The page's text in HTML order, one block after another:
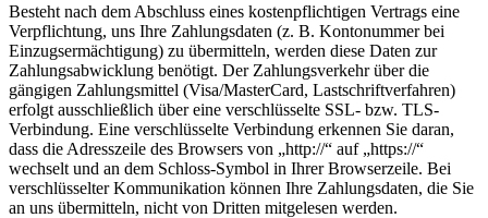
Besteht nach dem Abschluss eines kostenpflichtigen Vertrags eine
Verpflichtung, uns Ihre Zahlungsdaten (z. B. Kontonummer bei
Einzugsermächtigung) zu übermitteln, werden diese Daten zur
Zahlungsabwicklung benötigt. Der Zahlungsverkehr über die
gängigen Zahlungsmittel (Visa/MasterCard, Lastschriftverfahren)
erfolgt ausschließlich über eine verschlüsselte SSL- bzw. TLS-
Verbindung. Eine verschlüsselte Verbindung erkennen Sie daran,
dass die Adresszeile des Browsers von „http://“ auf „https://“
wechselt und an dem Schloss-Symbol in Ihrer Browserzeile. Bei
verschlüsselter Kommunikation können Ihre Zahlungsdaten, die Sie
an uns übermitteln, nicht von Dritten mitgelesen werden.